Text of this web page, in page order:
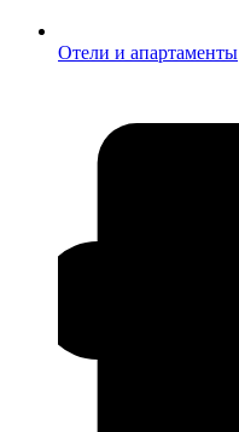
Отели и апартаменты